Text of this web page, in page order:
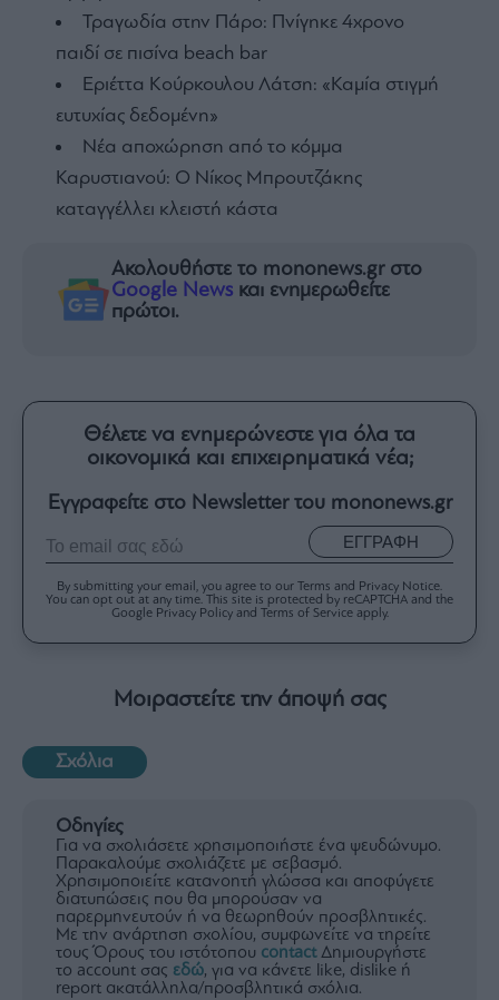
Τραγωδία στην Πάρο: Πνίγηκε 4χρονο
παιδί σε πισίνα beach bar
Εριέττα Κούρκουλου Λάτση: «Καμία στιγμή
ευτυχίας δεδομένη»
Νέα αποχώρηση από το κόμμα
Καρυστιανού: Ο Νίκος Μπρουτζάκης
καταγγέλλει κλειστή κάστα
Ακολουθήστε το mononews.gr στο
Google News και ενημερωθείτε
πρώτοι.
Θέλετε να ενημερώνεστε για όλα τα
οικονομικά και επιχειρηματικά νέα;
Εγγραφείτε στο Newsletter του mononews.gr
ΕΓΓΡΑΦΗ
By submitting your email, you agree to our Terms and Privacy Notice.
You can opt out at any time. This site is protected by reCAPTCHA and the
Google Privacy Policy and Terms of Service apply.
Μοιραστείτε την άποψή σας
Σχόλια
Οδηγίες
Για να σχολιάσετε χρησιμοποιήστε ένα ψευδώνυμο.
Παρακαλούμε σχολιάζετε με σεβασμό.
Χρησιμοποιείτε κατανοητή γλώσσα και αποφύγετε
διατυπώσεις που θα μπορούσαν να
παρερμηνευτούν ή να θεωρηθούν προσβλητικές.
Με την ανάρτηση σχολίου, συμφωνείτε να τηρείτε
τους Όρους του ιστότοπου contactΔημιουργήστε
το account σας εδώ, για να κάνετε like, dislike ή
report ακατάλληλα/προσβλητικά σχόλια.